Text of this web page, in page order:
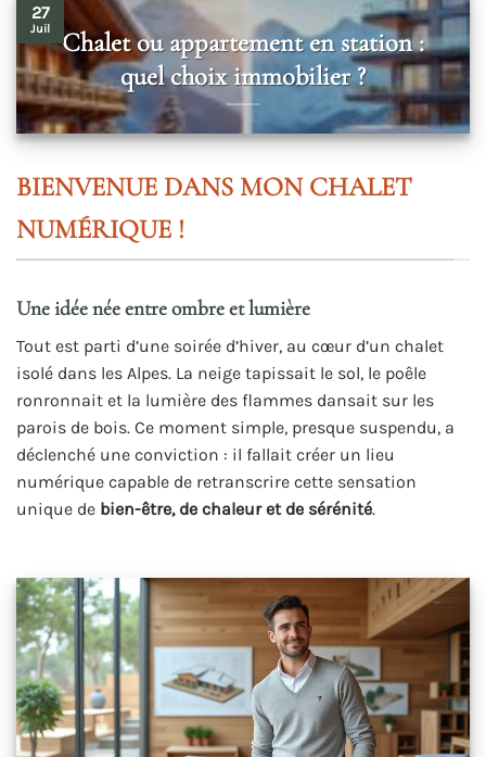
Chalet ou appartement en station :
quel choix immobilier ?
27
Juil
BIENVENUE DANS MON CHALET
NUMÉRIQUE !
Une idée née entre ombre et lumière
Tout est parti d’une soirée d’hiver, au cœur d’un chalet
isolé dans les Alpes. La neige tapissait le sol, le poêle
ronronnait et la lumière des flammes dansait sur les
parois de bois. Ce moment simple, presque suspendu, a
déclenché une conviction : il fallait créer un lieu
numérique capable de retranscrire cette sensation
unique de bien-être, de chaleur et de sérénité.